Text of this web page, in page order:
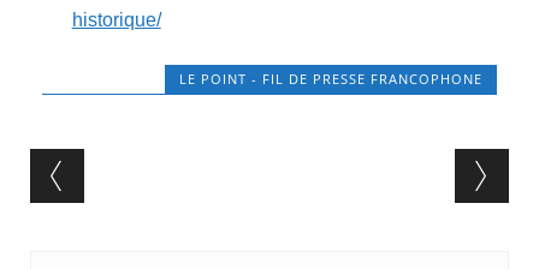
historique/
LE POINT - FIL DE PRESSE FRANCOPHONE
Post navigation